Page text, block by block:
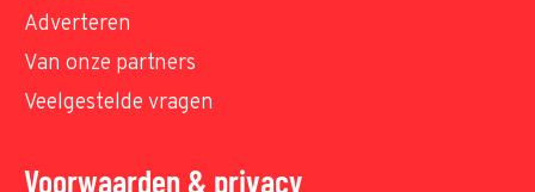
Adverteren
Van onze partners
Veelgestelde vragen
Voorwaarden & privacy